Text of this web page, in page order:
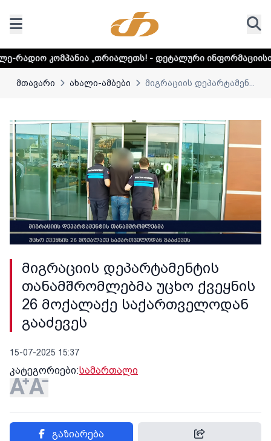
„თრიალეთს! - დეტალური ინფორმაციისთვის დააკლიკეთ
მთავარი ახალი-ამბები მიგრაციის დეპარტამენ...
მიგრაციის დეპარტამენტის
თანამშრომლებმა უცხო ქვეყნის
26 მოქალაქე საქართველოდან
გააძევეს
15-07-2025 15:37
კატეგორიები:სამართალი
გაზიარება